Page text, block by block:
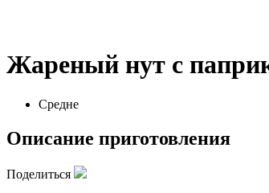
Жареный нут с
Средне
Описание приготовления
Поделиться